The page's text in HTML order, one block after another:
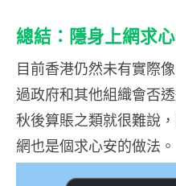
總結：隱身上網求
目前香港仍然未有實際
過政府和其他組織會否
秋後算賬之類就很難說
網也是個求心安的做法。